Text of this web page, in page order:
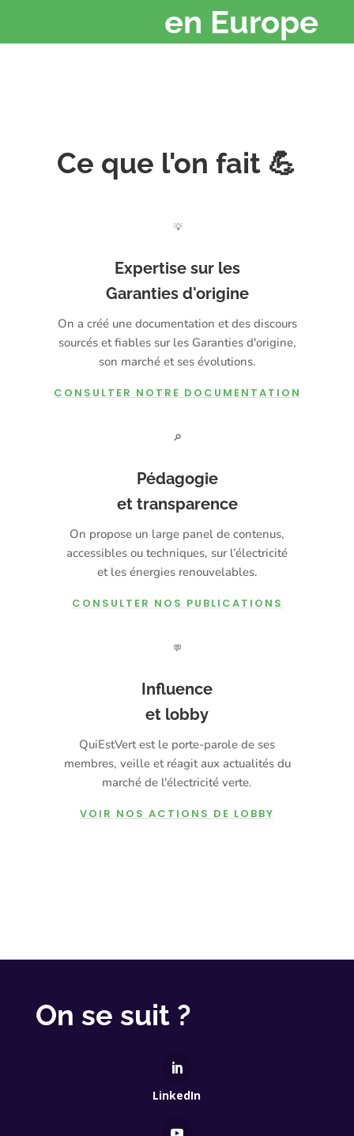
en Europe
Ce que l'on fait 💪
💡
Expertise sur les
Garanties d'origine
On a créé une documentation et des discours
sourcés et fiables sur les Garanties d'origine,
son marché et ses évolutions.
CONSULTER NOTRE DOCUMENTATION
🔎
Pédagogie
et transparence
On propose un large panel de contenus,
accessibles ou techniques, sur l’électricité
et les énergies renouvelables.
CONSULTER NOS PUBLICATIONS
💬
Influence
et lobby
QuiEstVert est le porte-parole de ses
membres, veille et réagit aux actualités du
marché de l'électricité verte.
VOIR NOS ACTIONS DE LOBBY
On se suit ?
LinkedIn